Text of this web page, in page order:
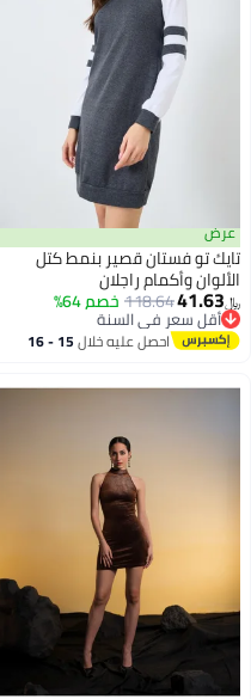
عرض
تايك تو فستان قصير بنمط كتل
الألوان وأكمام راجلان
﷼‏41.63
118.64خصم 64%
أقل سعر في السنة
أقل سعر في السنة
احصل عليه خلال 15 - 16